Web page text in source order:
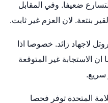
ضعيفا. وفي المقابل
بنتعة. لان العزم غير ثابت.
لاجهاد زائد. خصوصا اذا
الاستجابة غير المتوقعة
سريع.
المتحدة توفر فحصا